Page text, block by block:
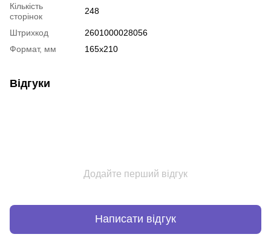
Кількість
сторінок
248
Штрихкод
2601000028056
Формат, мм
165х210
Відгуки
Додайте перший відгук
Написати відгук